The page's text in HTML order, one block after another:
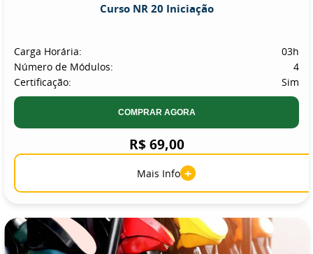
Curso NR 20 Iniciação
Carga Horária:
03h
Número de Módulos:
4
Certificação:
Sim
COMPRAR AGORA
R$ 69,00
Mais Info +